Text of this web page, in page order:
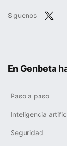
Síguenos
En Genbeta
Paso a paso
Inteligencia
Seguridad